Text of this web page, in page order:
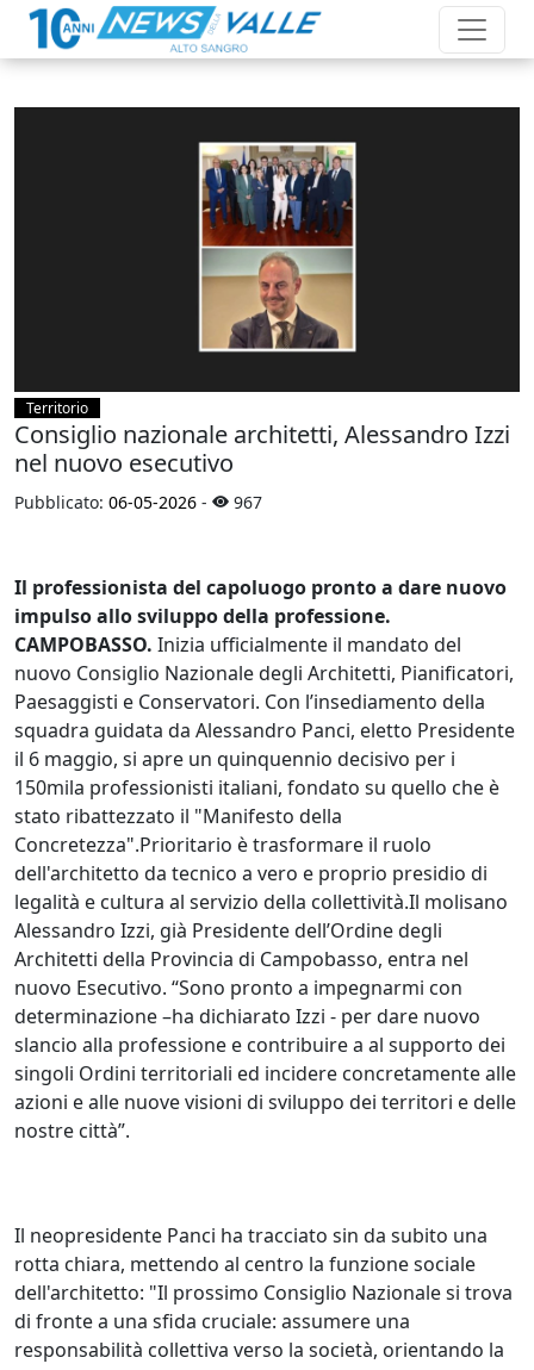
Territorio
Consiglio nazionale architetti, Alessandro Izzi
nel nuovo esecutivo
Pubblicato: 06-05-2026 - 967
Il professionista del capoluogo pronto a dare nuovo
impulso allo sviluppo della professione.
CAMPOBASSO. Inizia ufficialmente il mandato del
nuovo Consiglio Nazionale degli Architetti, Pianificatori,
Paesaggisti e Conservatori. Con l’insediamento della
squadra guidata da Alessandro Panci, eletto Presidente
il 6 maggio, si apre un quinquennio decisivo per i
150mila professionisti italiani, fondato su quello che è
stato ribattezzato il "Manifesto della
Concretezza".Prioritario è trasformare il ruolo
dell'architetto da tecnico a vero e proprio presidio di
legalità e cultura al servizio della collettività.Il molisano
Alessandro Izzi, già Presidente dell’Ordine degli
Architetti della Provincia di Campobasso, entra nel
nuovo Esecutivo. “Sono pronto a impegnarmi con
determinazione –ha dichiarato Izzi - per dare nuovo
slancio alla professione e contribuire a al supporto dei
singoli Ordini territoriali ed incidere concretamente alle
azioni e alle nuove visioni di sviluppo dei territori e delle
nostre città”.
Il neopresidente Panci ha tracciato sin da subito una
rotta chiara, mettendo al centro la funzione sociale
dell'architetto: "Il prossimo Consiglio Nazionale si trova
di fronte a una sfida cruciale: assumere una
responsabilità collettiva verso la società, orientando la